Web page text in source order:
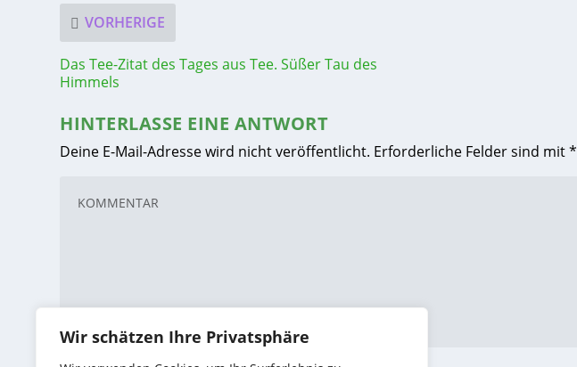
Wir schätzen Ihre Privatsphäre
VORHERIGE
Das Tee-Zitat des Tages aus Tee. Süßer Tau des
Himmels
HINTERLASSE EINE ANTWORT
Deine E-Mail-Adresse wird nicht veröffentlicht. Erforderliche Felder sind mit*